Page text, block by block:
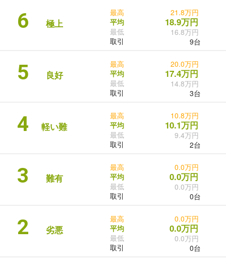
6 極上
最高
平均
最低
取引
21.8万円
18.9万円
16.8万円
9台
5 良好
最高
平均
最低
取引
20.0万円
17.4万円
14.8万円
3台
4 軽い難
最高
平均
最低
取引
10.8万円
10.1万円
9.4万円
2台
3 難有
最高
平均
最低
取引
0.0万円
0.0万円
0.0万円
0台
2 劣悪
最高
平均
最低
取引
0.0万円
0.0万円
0.0万円
0台